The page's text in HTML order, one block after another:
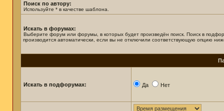
Поиск по автору:
Используйте * в качестве шаблона.
Искать в форумах:
Выберите форум или форумы, в которых будет произведён поиск. Поиск в
производится автоматически, если вы не отключили соответствующую опцию
Искать в подфорумах: Да Нет